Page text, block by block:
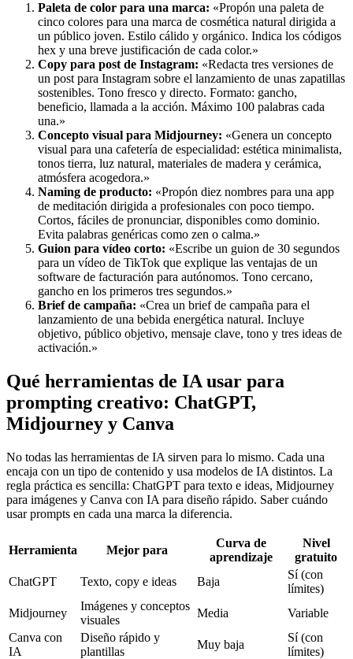
Paleta de color para una marca: «Propón una paleta de
cinco colores para una marca de cosmética natural dirigida a
un público joven. Estilo cálido y orgánico. Indica los códigos
hex y una breve justificación de cada color.»
Copy para post de Instagram: «Redacta tres versiones de
un post para Instagram sobre el lanzamiento de unas zapatillas
sostenibles. Tono fresco y directo. Formato: gancho,
beneficio, llamada a la acción. Máximo 100 palabras cada
una.»
Concepto visual para Midjourney: «Genera un concepto
visual para una cafetería de especialidad: estética minimalista,
tonos tierra, luz natural, materiales de madera y cerámica,
atmósfera acogedora.»
Naming de producto: «Propón diez nombres para una app
de meditación dirigida a profesionales con poco tiempo.
Cortos, fáciles de pronunciar, disponibles como dominio.
Evita palabras genéricas como zen o calma.»
Guion para vídeo corto: «Escribe un guion de 30 segundos
para un vídeo de TikTok que explique las ventajas de un
software de facturación para autónomos. Tono cercano,
gancho en los primeros tres segundos.»
Brief de campaña: «Crea un brief de campaña para el
lanzamiento de una bebida energética natural. Incluye
objetivo, público objetivo, mensaje clave, tono y tres ideas de
activación.»
Qué herramientas de IA usar para
prompting creativo: ChatGPT,
Midjourney y Canva
No todas las herramientas de IA sirven para lo mismo. Cada una
encaja con un tipo de contenido y usa modelos de IA distintos. La
regla práctica es sencilla: ChatGPT para texto e ideas, Midjourney
para imágenes y Canva con IA para diseño rápido. Saber cuándo
usar prompts en cada una marca la diferencia.
Herramienta Mejor para
Curva de
aprendizaje
Nivel
gratuito
ChatGPT
Texto, copy e ideas Baja
Sí (con
límites)
Midjourney
Imágenes y conceptos
visuales
Media
Variable
Canva con
IA
Diseño rápido y
plantillas
Muy baja
Sí (con
límites)